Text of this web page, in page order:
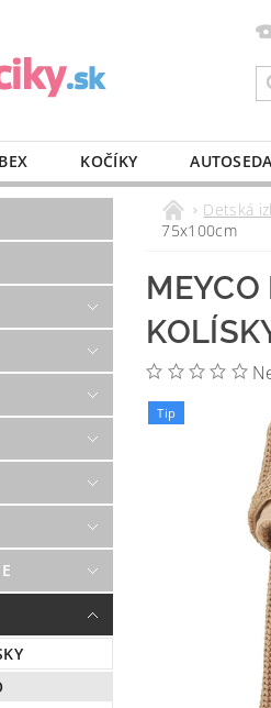
KOČÍKY
VÝBAVA DO
KONTAKT
Detská
75x100cm
Tip